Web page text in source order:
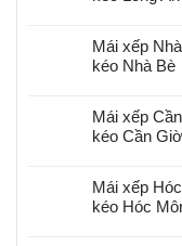
Mái xếp
kéo Nhà Bè
Mái xếp
kéo Cần Giờ
Mái xếp
kéo Hóc